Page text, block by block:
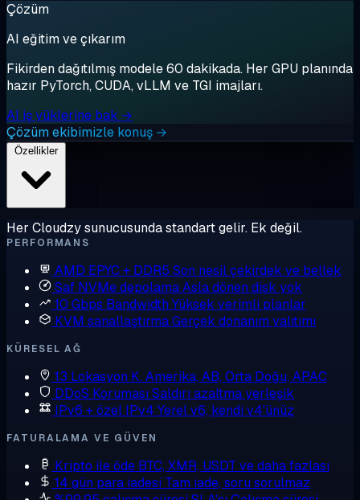
Çözüm
AI eğitim ve çıkarım
Fikirden dağıtılmış modele 60 dakikada. Her GPU planında
hazır PyTorch, CUDA, vLLM ve TGI imajları.
AI iş yüklerine bak →
Çözüm ekibimizle konuş →
Özellikler
Her Cloudzy sunucusunda standart gelir. Ek değil.
PERFORMANS
AMD EPYC + DDR5 Son nesil çekirdek ve bellek
Saf NVMe depolamaAsla dönen disk yok
10 Gbps Bandwidth Yüksek verimli planlar
KVM sanallaştırmaGerçek donanım yalıtımı
KÜRESEL AĞ
13 Lokasyon K. Amerika, AB, Orta Doğu, APAC
DDoS Koruması Saldırı azaltma yerleşik
IPv6 + özel IPv4 Yerel v6, kendi v4'ünüz
FATURALAMA VE GÜVEN
Kripto ile öde BTC, XMR, USDT ve daha fazlası
14 gün para iadesi Tam iade, soru sorulmaz